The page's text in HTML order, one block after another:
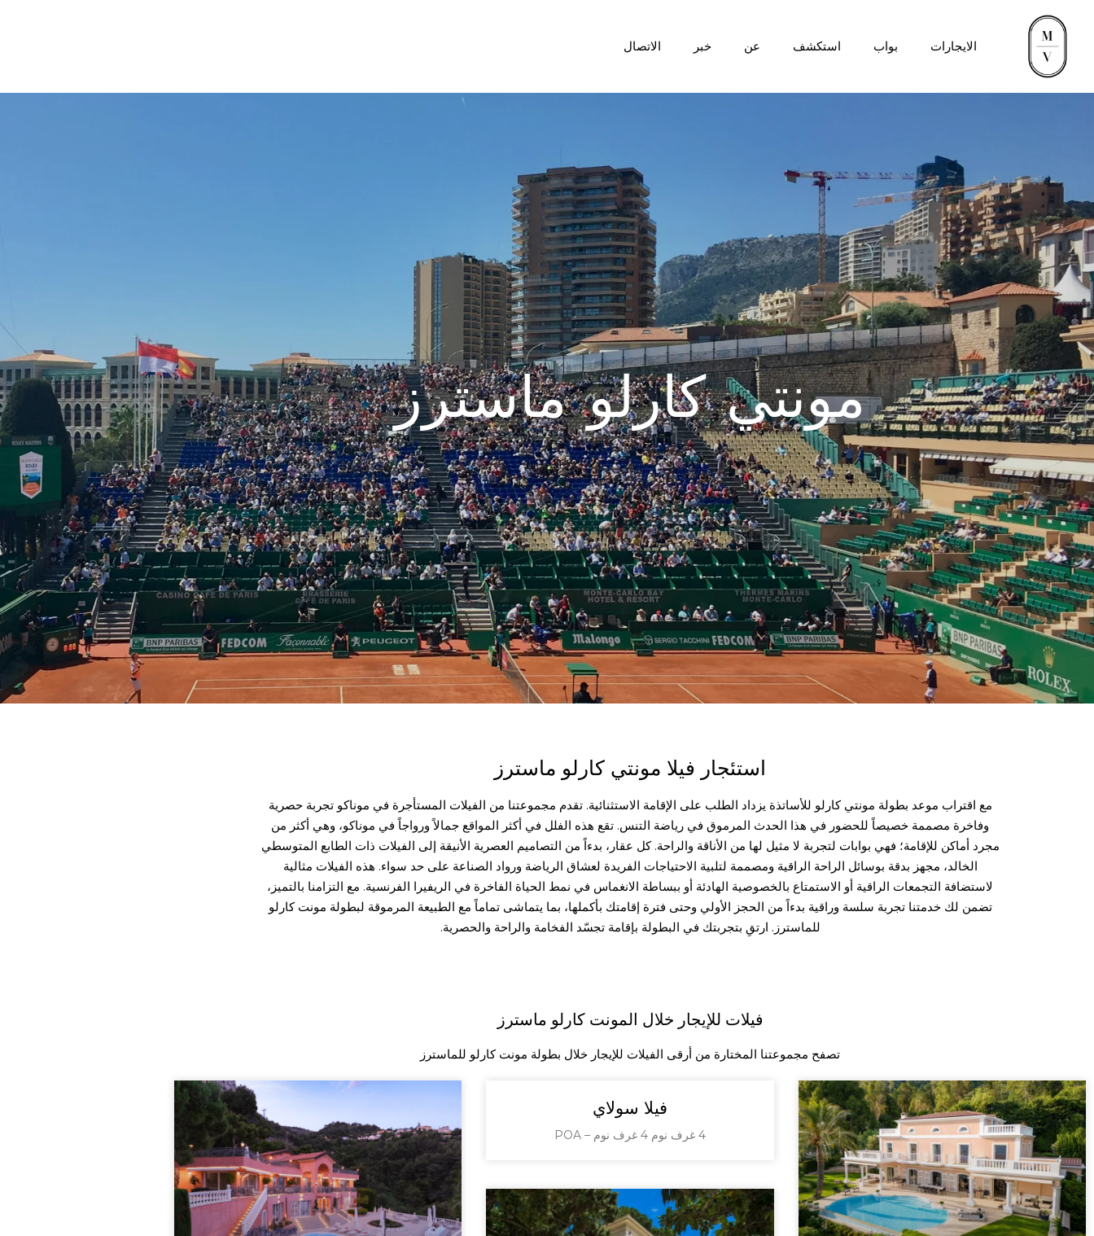
الايجارات بواب استكشف عن خبر الاتصال
مونتي كارلو ماسترز
استئجار فيلا مونتي كارلو ماسترز
مع اقتراب موعد بطولة مونتي كارلو للأساتذة يزداد الطلب على الإقامة الاستثنائية. تقدم مجموعتنا من الفيلات المستأجرة في موناكو تجربة حصرية
وفاخرة مصممة خصيصاً للحضور في هذا الحدث المرموق في رياضة التنس. تقع هذه الفلل في أكثر المواقع جمالاً ورواجاً في موناكو، وهي أكثر من
مجرد أماكن للإقامة؛ فهي بوابات لتجربة لا مثيل لها من الأناقة والراحة. كل عقار، بدءاً من التصاميم العصرية الأنيقة إلى الفيلات ذات الطابع المتوسطي
الخالد، مجهز بدقة بوسائل الراحة الراقية ومصممة لتلبية الاحتياجات الفريدة لعشاق الرياضة ورواد الصناعة على حد سواء. هذه الفيلات مثالية
لاستضافة التجمعات الراقية أو الاستمتاع بالخصوصية الهادئة أو ببساطة الانغماس في نمط الحياة الفاخرة في الريفيرا الفرنسية. مع التزامنا بالتميز،
تضمن لك خدمتنا تجربة سلسة وراقية بدءاً من الحجز الأولي وحتى فترة إقامتك بأكملها، بما يتماشى تماماً مع الطبيعة المرموقة لبطولة مونت كارلو
للماسترز. ارتقِ بتجربتك في البطولة بإقامة تجسّد الفخامة والراحة والحصرية.
فيلات للإيجار خلال المونت كارلو ماسترز
تصفح مجموعتنا المختارة من أرقى الفيلات للإيجار خلال بطولة مونت كارلو للماسترز
فيلا سولاي
4 غرف نوم 4 غرف نوم – POA